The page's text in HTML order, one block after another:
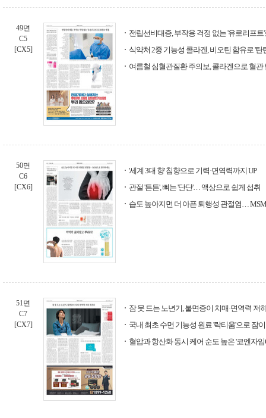
49면
C5
[CX5]
전립선비대증, 부작용 걱정 없는 '유로리프트
식약처 2중 기능성 콜라겐, 비오틴 함유로 '탄
여름철 심혈관질환 주의보, 콜라겐으로 혈관
50면
C6
[CX6]
'세계 3대 향' 침향으로 기력·면역력까지 UP
관절 '튼튼', 뼈는 '단단'… 액상으로 쉽게 섭취
습도 높아지면 더 아픈 퇴행성 관절염…
51면
C7
[CX7]
잠 못 드는 노년기, 불면증이 치매·면역력 저
국내 최초 수면 기능성 원료 '락티움'으로 잠
혈압과 항산화 동시 케어 순도 높은 '코엔자임